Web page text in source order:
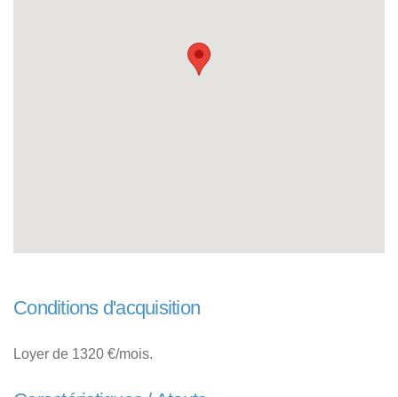
Conditions d'acquisition
Loyer de 1320 €/mois.